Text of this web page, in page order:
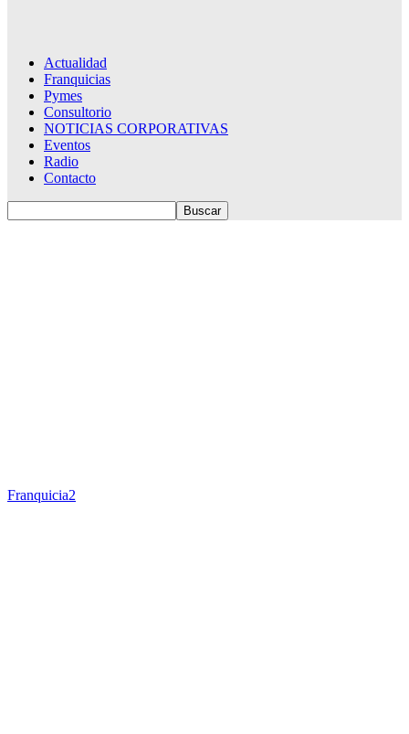
Actualidad
Franquicias
Pymes
Consultorio
NOTICIAS CORPORATIVAS
Eventos
Radio
Contacto
Franquicia2